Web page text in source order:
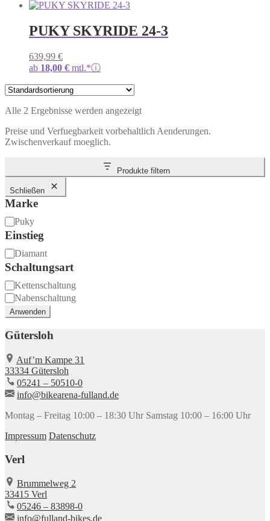
PUKY SKYRIDE 24-3
639,99 €
ab 18,00 € mtl.*ⓘ
Alle 2 Ergebnisse werden angezeigt
Preise und Verfuegbarkeit vorbehaltlich Aenderungen.
Zwischenverkauf moeglich.
Produkte filtern
Schließen
Marke
Marke
Puky
Einstieg
Einstieg
Diamant
Schaltungsart
Schaltungsart
Kettenschaltung
Nabenschaltung
Anwenden
Gütersloh
Auf’m Kampe 31
33334 Gütersloh
05241 – 50510-0
info@bikearena-fulland.de
Montag – Freitag 10:00 – 18:30 Uhr Samstag 10:00 – 16:00 Uhr
Impressum Datenschutz
Verl
Brummelweg 2
33415 Verl
05246 – 83898-0
info@fulland-bikes.de